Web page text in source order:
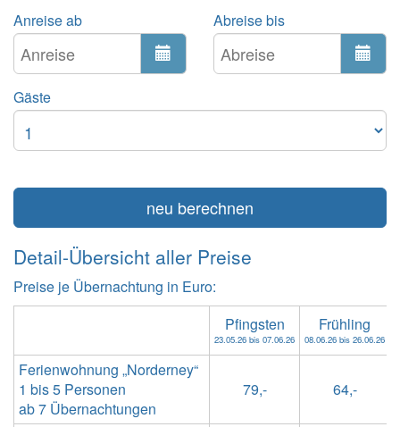
Anreise ab
Abreise bis
Gäste
neu berechnen
Detail-Übersicht aller Preise
Preise je Übernachtung in Euro:
Ferienwohnung „Norderney“
1 bis 5 Personen
ab 7 Übernachtungen
Pfingsten
23.05.26 bis 07.06.26
Frühling
08.06.26 bis 26.06.26
79,- 64,-